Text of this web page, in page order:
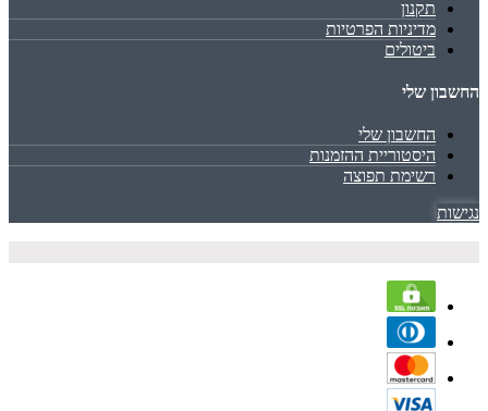
תקנון
מדיניות הפרטיות
ביטולים
החשבון שלי
החשבון שלי
היסטוריית ההזמנות
רשימת תפוצה
נגישות